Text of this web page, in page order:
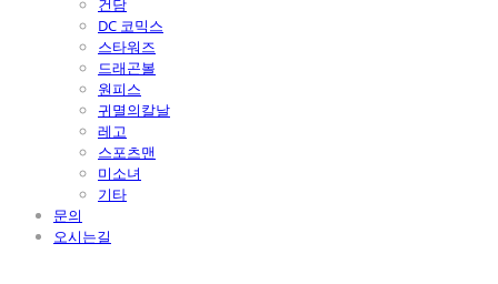
건담
DC 코믹스
스타워즈
드래곤볼
원피스
귀멸의칼날
레고
스포츠맨
미소녀
기타
문의
오시는길